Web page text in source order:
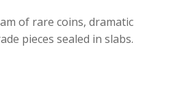
of rare coins, dramatic
pieces sealed in slabs.